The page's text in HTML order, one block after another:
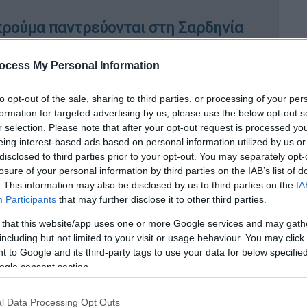
My Personal Information
opt-out of the sale, sharing to third parties, or processing of your
for targeted advertising by us, please use the below opt-out
selection. Please note that after your opt-out request is processed
interest-based ads based on personal information utilized by us
to third parties prior to your opt-out. You may separately
of your personal information by third parties on the IAB’s list of
This information may also be disclosed by us to third parties on the
Participants that may further disclose it to other third parties.
that this website/app uses one or more Google services and may
but not limited to your visit or usage behaviour. You may
to Google and its third-party tags to use your data for below
consent section.
Data Processing Opt Outs
παντρεύονται στη Σαρδηνία
σοβαρό ψυχικό τραύμα από τη
όπως υποστηρίζει, αφού ο Combsτην
άλλες ουσίες που την έκαναν να χάσει τις
στη μήνυση που
από μια γυναίκα με το ψευδώνυμο
από την εφημερίδα The Independent.
ότι η σχέση τους ξεκίνησε όταν
μετά από αυτό, η γυναίκα
στέλνει τακτικά συνεργάτες στο σπίτι
συναντήσει στις κατοικίες του στο Λος